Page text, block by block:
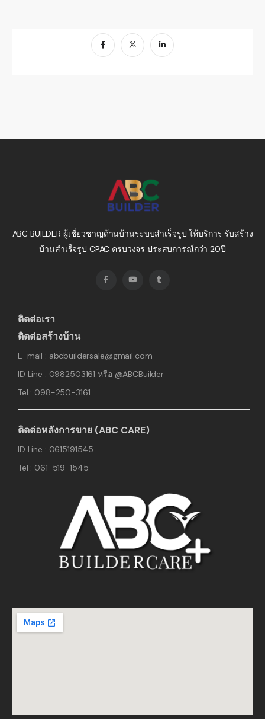
ABC BUILDER ผู้เชี่ยวชาญด้านบ้านระบบสำเร็จรูป ให้บริการ รับสร้าง
บ้านสำเร็จรูป CPAC ครบวงจร ประสบการณ์กว่า 20ปี
ติดต่อเรา
ติดต่อสร้างบ้าน
E-mail : abcbuildersale@gmail.com
ID Line : 0982503161 หรือ @ABCBuilder
Tel : 098-250-3161
ติดต่อหลังการขาย (ABC CARE)
ID Line : 0615191545
Tel : 061-519-1545